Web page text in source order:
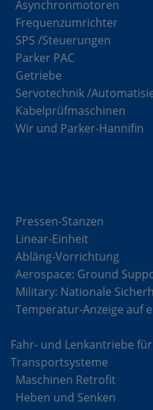
Asynchronmotoren
Frequenzumrichter
SPS /Steuerungen
Parker PAC
Getriebe
Servotechnik /
Kabelprüfmaschinen
Wir und Parker-Hannifin
Pressen-Stanzen
Linear-Einheit
Abläng-Vorrichtung
Aerospace: Ground
Military: Nationale
Temperatur-Anzeige auf
Fahr- und Lenkantriebe
Transportsysteme
Maschinen Retrofit
Heben und Senken